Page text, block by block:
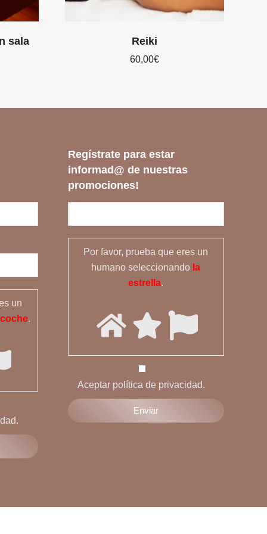
sala Reiki
60,00€
un
.
Regístrate para estar
informad@ de nuestras
promociones!
Por favor, prueba que eres un
humano seleccionando la
estrella.
Aceptar política de privacidad.